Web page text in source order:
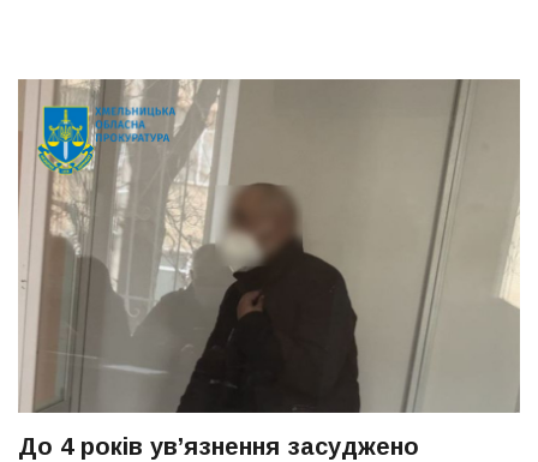
До 4 років ув’язнення засуджено